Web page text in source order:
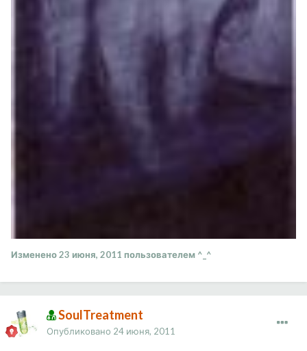
Изменено23 июня, 2011 пользователем ^_^
SoulTreatment
Опубликовано 24 июня, 2011